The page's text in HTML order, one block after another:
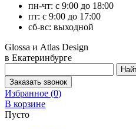
пн-чт: с 9:00 до 18:00
пт: с 9:00 до 17:00
сб-вс: выходной
Glossa и Atlas Design
в Екатеринбурге
Избранное (0)
В корзине
Пусто